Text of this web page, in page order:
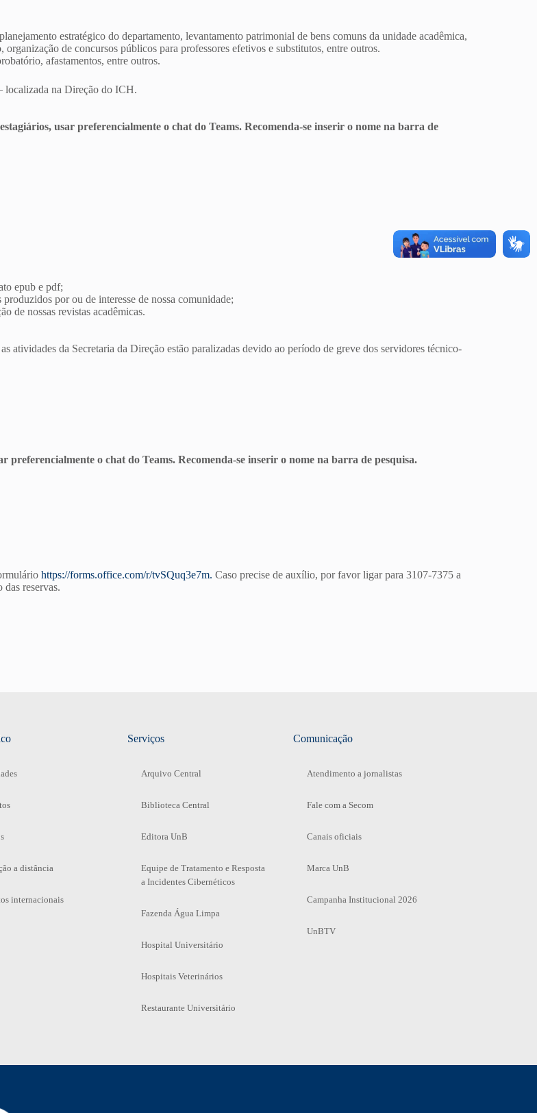
estratégico do departamento, levantamento patrimonial de bens comuns da unidade acadêmica,
de concursos públicos para professores efetivos e substitutos, entre outros.
afastamentos, entre outros.
localizada na Direção do ICH.
usar preferencialmente o chat do Teams. Recomenda-se inserir o nome na barra de
epub e pdf;
por ou de interesse de nossa comunidade;
de nossas revistas acadêmicas.
atividades da Secretaria da Direção estão paralizadas devido ao período de greve dos servidores técnico-
preferencialmente o chat do Teams. Recomenda-se inserir o nome na barra de pesquisa.
https://forms.office.com/r/tvSQuq3e7m. Caso precise de auxílio, por favor ligar para 3107-7375 a
das reservas.
a distância
internacionais
Serviços
Arquivo Central
Biblioteca Central
Editora UnB
Equipe de Tratamento e Resposta
a Incidentes Cibernéticos
Fazenda Água Limpa
Hospital Universitário
Hospitais Veterinários
Restaurante Universitário
Comunicação
Atendimento a jornalistas
Fale com a Secom
Canais oficiais
Marca UnB
Campanha Institucional 2026
UnBTV